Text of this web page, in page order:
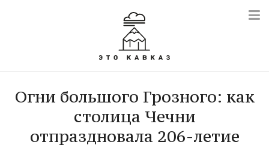
Огни большого Грозного: как
столица Чечни
отпраздновала 206-летие